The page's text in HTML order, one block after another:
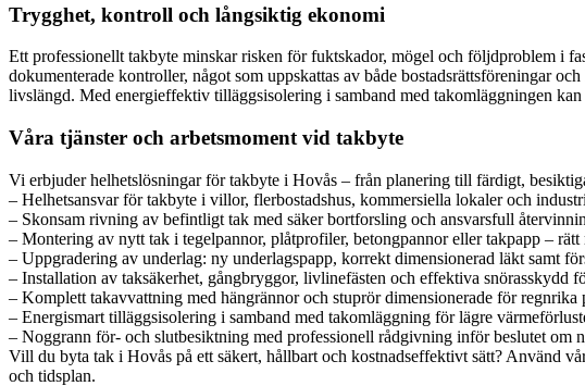
Trygghet, kontroll och långsiktig ekonomi
Ett professionellt takbyte minskar risken för fuktskador, mögel och följdproblem i
dokumenterade kontroller, något som uppskattas av både bostadsrättsföreningar
livslängd. Med energieffektiv tilläggsisolering i samband med takomläggningen
Våra tjänster och arbetsmoment vid takbyte
Vi erbjuder helhetslösningar för takbyte i Hovås – från planering till färdigt,
– Helhetsansvar för takbyte i villor, flerbostadshus, kommersiella lokaler och
– Skonsam rivning av befintligt tak med säker bortforsling och ansvarsfull
– Montering av nytt tak i tegelpannor, plåtprofiler, betongpannor eller takpapp – rätt
– Uppgradering av underlag: ny underlagspapp, korrekt dimensionerad läkt samt
– Installation av taksäkerhet, gångbryggor, livlinefästen och effektiva snörasskydd
– Komplett takavvattning med hängrännor och stuprör dimensionerade för regnrika
– Energismart tilläggsisolering i samband med takomläggning för lägre
– Noggrann för- och slutbesiktning med professionell rådgivning inför beslutet om
Vill du byta tak i Hovås på ett säkert, hållbart och kostnadseffektivt sätt? Använd
och tidsplan.